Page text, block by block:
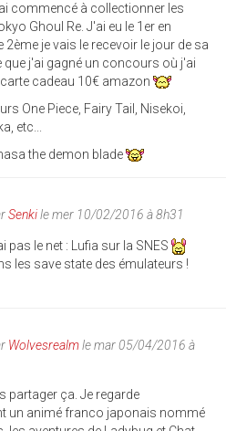
commencé à collectionner les
Ghoul Re. J'ai eu le 1er en
2ème je vais le recevoir le jour de sa
que j'ai gagné un concours où j'ai
cadeau 10€ amazon
One Piece, Fairy Tail, Nisekoi,
etc...
the demon blade
Senkile mer 10/02/2016 à 8h31
pas le net : Lufia sur la SNES
les save state des émulateurs !
Wolvesrealmle mar 05/04/2016 à
partager ça. Je regarde
un animé franco japonais nommé